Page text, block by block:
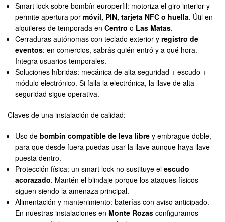
Smart lock sobre bombín europerfil: motoriza el giro interior y
permite apertura pormóvil, PIN, tarjeta NFC o huella. Útil en
alquileres de temporada enCentro o Las Matas.
Cerraduras autónomas con teclado exterior yregistro de
eventos: en comercios, sabrás quién entró y a qué hora.
Integra usuarios temporales.
Soluciones híbridas: mecánica de alta seguridad + escudo +
módulo electrónico. Si falla la electrónica, la llave de alta
seguridad sigue operativa.
Claves de una instalación de calidad:
Uso debombín compatible de leva libre y embrague doble,
para que desde fuera puedas usar la llave aunque haya llave
puesta dentro.
Protección física: un smart lock no sustituye elescudo
acorazado. Mantén el blindaje porque los ataques físicos
siguen siendo la amenaza principal.
Alimentación y mantenimiento: baterías con aviso anticipado.
En nuestras instalaciones en Monte Rozas configuramos